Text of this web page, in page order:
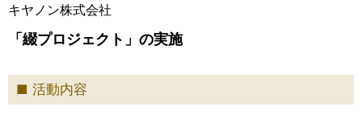
キヤノン株式会社
「綴プロジェクト」の実施
活動内容